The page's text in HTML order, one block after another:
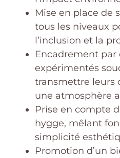
Mise en place de
tous les niveaux
l’inclusion et la
Encadrement par
expérimentés
transmettre leurs
une atmosphère
Prise en compte
hygge, mêlant
simplicité
Promotion d’un